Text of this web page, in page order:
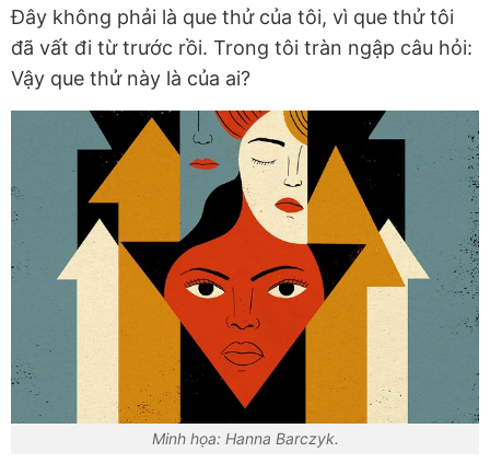
Đây không phải là que thử của tôi, vì que thử tôi
đã vất đi từ trước rồi. Trong tôi tràn ngập câu hỏi:
Vậy que thử này là của ai?
Minh họa: Hanna Barczyk.